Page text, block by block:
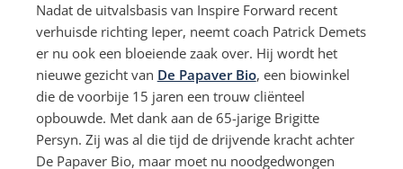
Nadat de uitvalsbasis van Inspire Forward recent
verhuisde richting Ieper, neemt coach Patrick Demets
er nu ook een bloeiende zaak over. Hij wordt het
nieuwe gezicht van De Papaver Bio, een biowinkel
die de voorbije 15 jaren een trouw cliënteel
opbouwde. Met dank aan de 65-jarige Brigitte
Persyn. Zij was al die tijd de drijvende kracht achter
De Papaver Bio, maar moet nu noodgedwongen